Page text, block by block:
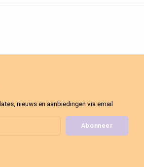
nieuws en aanbiedingen via email
Abonneer